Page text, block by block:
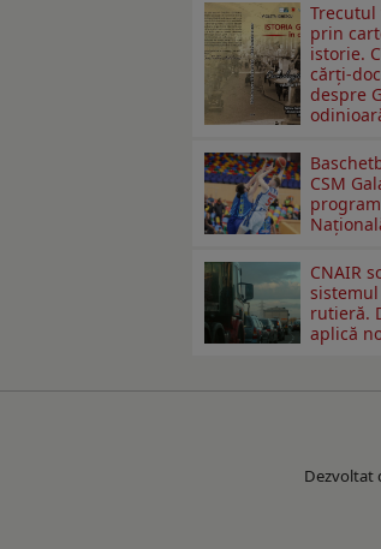
prin
istorie.
cărți-
despre
CSM
CNAIR
rutieră.
aplică
Dezvoltat